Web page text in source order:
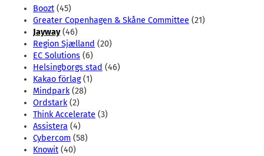
Boozt (45)
Greater Copenhagen & Skåne Committee (21)
Jayway(46)
Region Sjælland (20)
EC Solutions (6)
Helsingborgs stad (46)
Kakao förlag(1)
Mindpark(28)
Ordstark(2)
Think Accelerate (3)
Assistera (4)
Cybercom (58)
Knowit (40)